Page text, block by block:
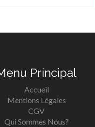
Principal
Accueil
Mentions Légales
CGV
Qui Sommes Nous?